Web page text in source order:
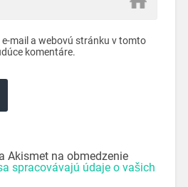
e-mail a webovú stránku v tomto
komentáre.
Akismet na obmedzenie
spracovávajú údaje o vašich